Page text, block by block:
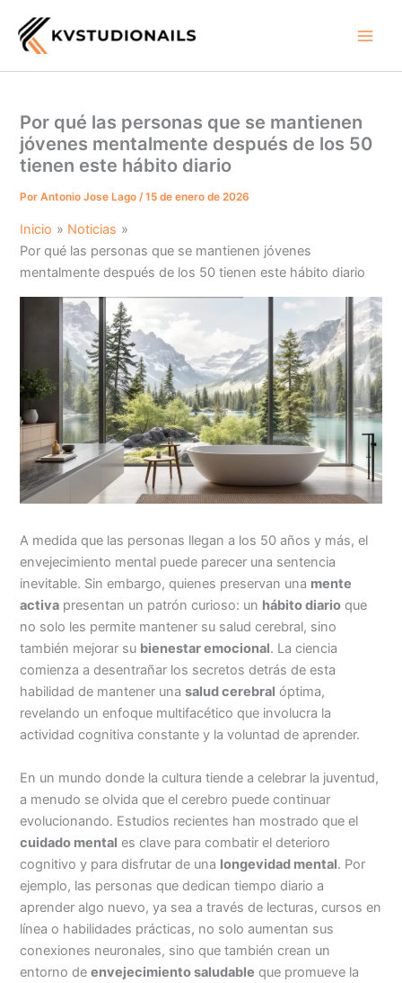
contenido
Por qué las personas que se mantienen
jóvenes mentalmente después de los 50
tienen este hábito diario
PorAntonio Jose Lago /15 de enero de 2026
Inicio
Noticias
Por qué las personas que se mantienen jóvenes
mentalmente después de los 50 tienen este hábito diario
A medida que las personas llegan a los 50 años y más, el
envejecimiento mental puede parecer una sentencia
inevitable. Sin embargo, quienes preservan una mente
activa presentan un patrón curioso: un hábito diario que
no solo les permite mantener su salud cerebral, sino
también mejorar su bienestar emocional. La ciencia
comienza a desentrañar los secretos detrás de esta
habilidad de mantener unasalud cerebral óptima,
revelando un enfoque multifacético que involucra la
actividad cognitiva constante y la voluntad de aprender.
En un mundo donde la cultura tiende a celebrar la juventud,
a menudo se olvida que el cerebro puede continuar
evolucionando. Estudios recientes han mostrado que el
cuidado mental es clave para combatir el deterioro
cognitivo y para disfrutar de una longevidad mental. Por
ejemplo, las personas que dedican tiempo diario a
aprender algo nuevo, ya sea a través de lecturas, cursos en
línea o habilidades prácticas, no solo aumentan sus
conexiones neuronales, sino que también crean un
entorno deenvejecimiento saludable que promueve la